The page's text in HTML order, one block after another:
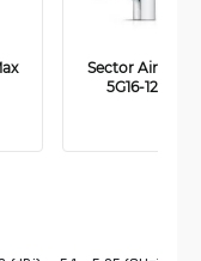
5G16-120